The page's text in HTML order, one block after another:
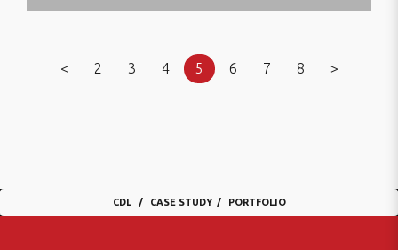
< 2 3 4 5 6 7 8 >
CDL CASE STUDY PORTFOLIO